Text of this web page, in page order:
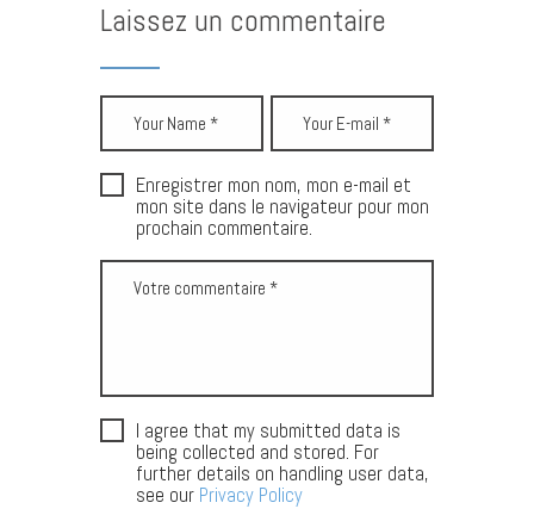
Laissez un commentaire
Enregistrer mon nom, mon e-mail et
mon site dans le navigateur pour mon
prochain commentaire.
I agree that my submitted data is
being collected and stored. For
further details on handling user data,
see our Privacy Policy